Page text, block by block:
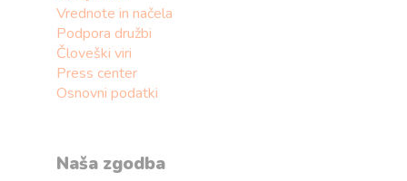
Vrednote in načela
Podpora družbi
Človeški viri
Press center
Osnovni podatki
Naša zgodba